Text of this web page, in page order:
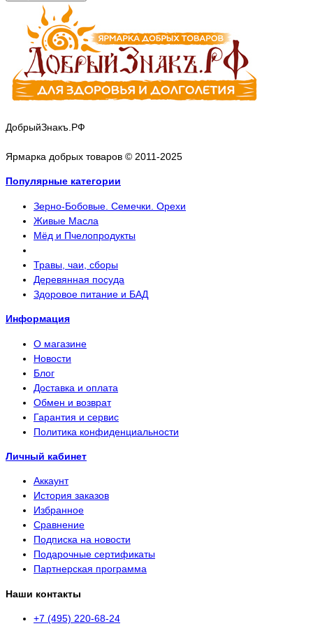
ДобрыйЗнакъ.РФ
Ярмарка добрых товаров © 2011-2025
Популярные категории
Зерно-Бобовые. Семечки. Орехи
Живые Масла
Мёд и Пчелопродукты
Травы, чаи, сборы
Деревянная посуда
Здоровое питание и БАД
Информация
О магазине
Новости
Блог
Доставка и оплата
Обмен и возврат
Гарантия и сервис
Политика конфиденциальности
Личный кабинет
Аккаунт
История заказов
Избранное
Сравнение
Подписка на новости
Подарочные сертификаты
Партнерская программа
Наши контакты
+7 (495) 220-68-24